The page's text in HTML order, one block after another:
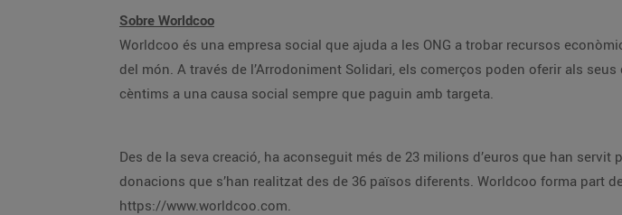
Sobre Worldcoo
Worldcoo és una empresa social que ajuda a les ONG a trobar recursos
del món. A través de l’Arrodoniment Solidari, els comerços poden oferir als
cèntims a una causa social sempre que paguin amb targeta.
Des de la seva creació, ha aconseguit més de 23 milions d’euros que han
donacions que s’han realitzat des de 36 països diferents. Worldcoo forma part
https://www.worldcoo.com.